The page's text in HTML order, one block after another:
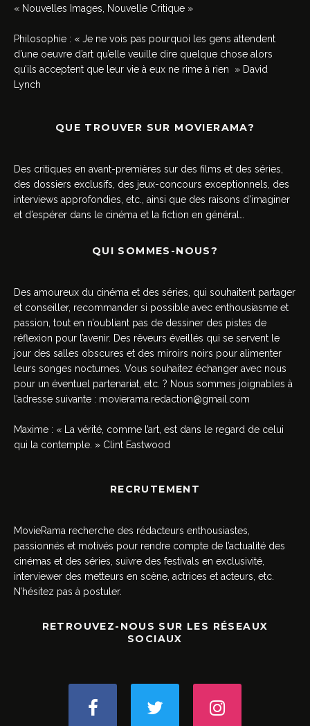
« Nouvelles Images, Nouvelle Critique »
Philosophie : « Je ne vois pas pourquoi les gens attendent
d’une oeuvre d’art qu’elle veuille dire quelque chose alors
qu’ils acceptent que leur vie à eux ne rime à rien » David
Lynch
QUE TROUVER SUR MOVIERAMA?
Des critiques en avant-premières sur des films et des séries,
des dossiers exclusifs, des jeux-concours exceptionnels, des
interviews approfondies, etc., ainsi que des raisons d’imaginer
et d’espérer dans le cinéma et la fiction en général…
QUI SOMMES-NOUS?
Des amoureux du cinéma et des séries, qui souhaitent partager
et conseiller, recommander si possible avec enthousiasme et
passion, tout en n’oubliant pas de dessiner des pistes de
réflexion pour l’avenir. Des rêveurs éveillés qui se servent le
jour des salles obscures et des miroirs noirs pour alimenter
leurs songes nocturnes. Vous souhaitez échanger avec nous
pour un éventuel partenariat, etc. ? Nous sommes joignables à
l’adresse suivante : movierama.redaction@gmail.com
Maxime : « La vérité, comme l’art, est dans le regard de celui
qui la contemple. » Clint Eastwood
RECRUTEMENT
MovieRama recherche des rédacteurs enthousiastes,
passionnés et motivés pour rendre compte de l’actualité des
cinémas et des séries, suivre des festivals en exclusivité,
interviewer des metteurs en scène, actrices et acteurs, etc.
N’hésitez pas à postuler.
RETROUVEZ-NOUS SUR LES RÉSEAUX
SOCIAUX